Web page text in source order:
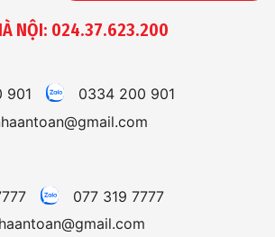
NỘI: 024.37.623.200
901
0334 200 901
077 319 7777